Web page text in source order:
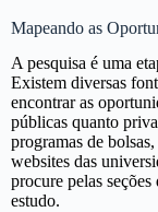
Mapeando as
A pesquisa é uma
Existem diversas
encontrar as
públicas quanto
programas de
websites das
procure pelas
estudo.